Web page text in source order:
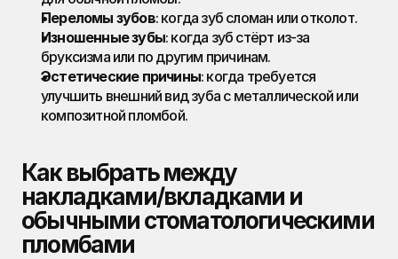
Переломы зубов: когда зуб сломан или отколот.
Изношенные зубы: когда зуб стёрт из-за
бруксизма или по другим причинам.
Эстетические причины: когда требуется
улучшить внешний вид зуба с металлической или
композитной пломбой.
Как выбрать между
накладками/вкладками и
обычными стоматологическими
пломбами